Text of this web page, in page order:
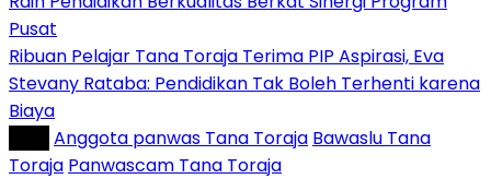
Pusat
Ribuan Pelajar Tana Toraja Terima PIP Aspirasi, Eva
Stevany Rataba: Pendidikan Tak Boleh Terhenti karena
Biaya
Anggota panwas Tana Toraja Bawaslu Tana
Toraja Panwascam Tana Toraja